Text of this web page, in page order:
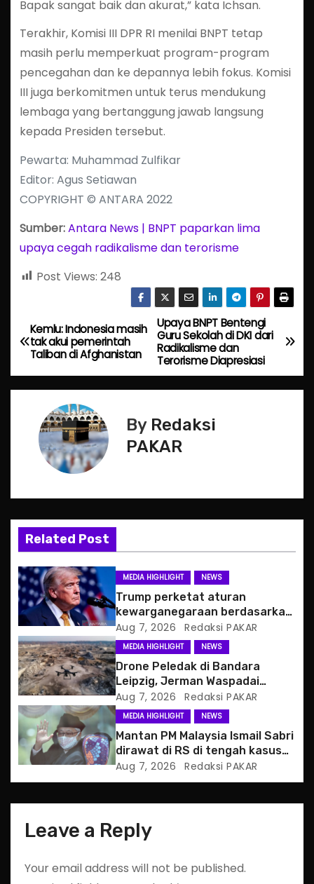
Bapak sangat baik dan akurat,” kata Ichsan.
Terakhir, Komisi III DPR RI menilai BNPT tetap
masih perlu memperkuat program-program
pencegahan dan ke depannya lebih fokus. Komisi
III juga berkomitmen untuk terus mendukung
lembaga yang bertanggung jawab langsung
kepada Presiden tersebut.
Pewarta: Muhammad Zulfikar
Editor: Agus Setiawan
COPYRIGHT © ANTARA 2022
Sumber:Antara News | BNPT paparkan lima
upaya cegah radikalisme dan terorisme
Post Views: 248
P
o
s
v
g
a
t
i
o
n
Upaya BNPT Bentengi
Guru Sekolah di DKI dari
Radikalisme dan
Terorisme Diapresiasi
Kemlu: Indonesia masih
tak akui pemerintah
Taliban di Afghanistan
By Redaksi
PAKAR
Related Post
MEDIA HIGHLIGHT NEWS
Trump perketat aturan
kewarganegaraan berdasarkan
tempat kelahiran
Aug 7, 2026 Redaksi PAKAR
MEDIA HIGHLIGHT NEWS
Drone Peledak di Bandara
Leipzig, Jerman Waspadai
Serangan Hibrida Rusia
Aug 7, 2026 Redaksi PAKAR
MEDIA HIGHLIGHT NEWS
Mantan PM Malaysia Ismail Sabri
dirawat di RS di tengah kasus
hukum
Aug 7, 2026 Redaksi PAKAR
Leave a Reply
Your email address will not be published.